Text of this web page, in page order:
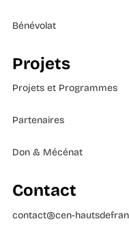
Bénévolat
Projets
Projets et Programmes
Partenaires
Don & Mécénat
Contact
contact@cen-